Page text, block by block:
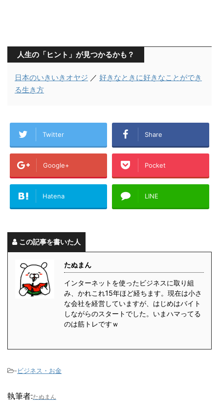
人生の「ヒント」が見つかるかも？
日本のいきいきオヤジ ／ 好きなときに好きなことができ
る生き方
Twitter Share
Google+ Pocket
Hatena LINE
この記事を書いた人
たぬまん
インターネットを使ったビジネスに取り組
み、かれこれ15年ほど経ちます。現在は小さ
な会社を経営していますが、はじめはバイト
しながらのスタートでした。いまハマってる
のは筋トレですｗ
-ビジネス・お金
執筆者:たぬまん